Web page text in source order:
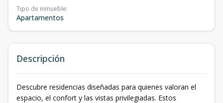
Tipo de inmueble:
Apartamentos
Descripción
Descubre residencias diseñadas para quienes valoran el
espacio, el confort y las vistas privilegiadas. Estos